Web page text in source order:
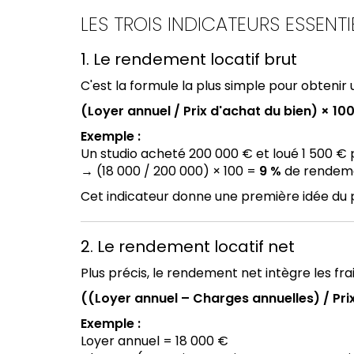
LES TROIS INDICATEURS
1. Le rendement locatif brut
C'est la formule la plus simple pour obtenir
(Loyer annuel / Prix d'achat du bien) × 100
Exemple :
Un studio acheté 200 000 € et loué 1 500
→ (18 000 / 200 000) × 100 = 9 % de
Cet indicateur donne une première idée
2. Le rendement locatif net
Plus précis, le rendement net intègre les
((Loyer annuel – Charges annuelles) /
Exemple :
Loyer annuel = 18 000 €